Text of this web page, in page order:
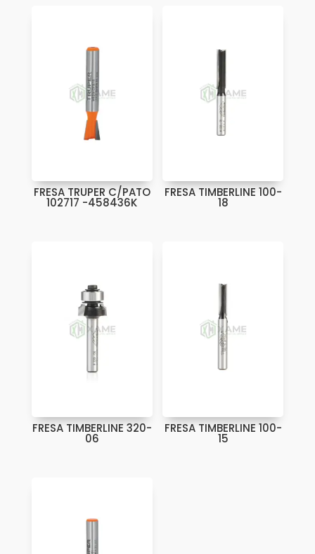
FRESA TRUPER C/PATO
102717 -458436K
FRESA TIMBERLINE 100-
18
FRESA TIMBERLINE 320-
06
FRESA TIMBERLINE 100-
15